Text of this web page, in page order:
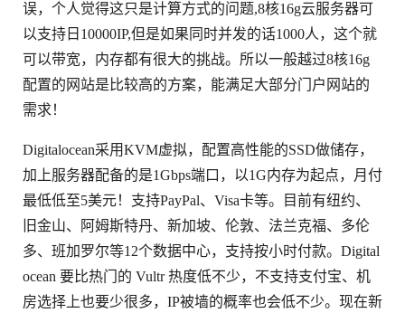
误，个人觉得这只是计算方式的问题,8核16g云服务器可
以支持日10000IP,但是如果同时并发的话1000人，这个就
可以带宽，内存都有很大的挑战。所以一般越过8核16g
配置的网站是比较高的方案，能满足大部分门户网站的
需求！
Digitalocean采用KVM虚拟，配置高性能的SSD做储存，
加上服务器配备的是1Gbps端口，以1G内存为起点，月付
最低低至5美元！支持PayPal、Visa卡等。目前有纽约、
旧金山、阿姆斯特丹、新加坡、伦敦、法兰克福、多伦
多、班加罗尔等12个数据中心，支持按小时付款。Digital
ocean 要比热门的 Vultr 热度低不少，不支持支付宝、机
房选择上也要少很多，IP被墙的概率也会低不少。现在新